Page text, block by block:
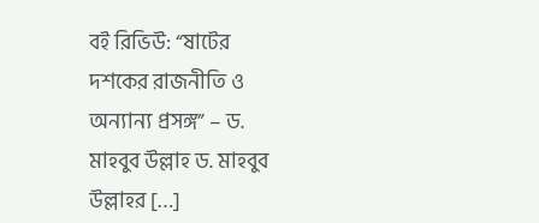
বই রিভিউ: “ষাটের
দশকের রাজনীতি ও
অন্যান্য প্রসঙ্গ” – ড.
মাহবুব উল্লাহ ড. মাহবুব
উল্লাহর […]